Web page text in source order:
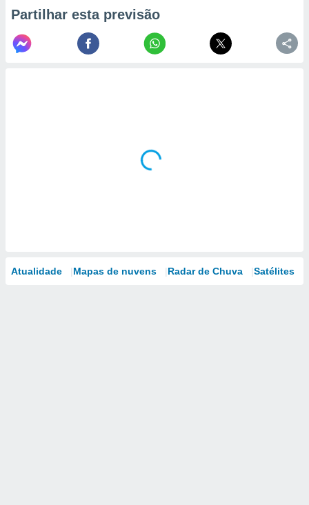
Partilhar esta previsão
Atualidade Mapas de nuvens Radar de Chuva Satélites